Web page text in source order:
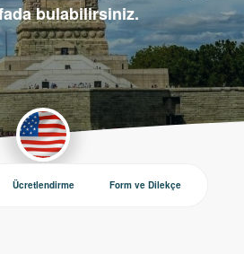
bulabilirsiniz.
Ücretlendirme Form ve Dilekçe